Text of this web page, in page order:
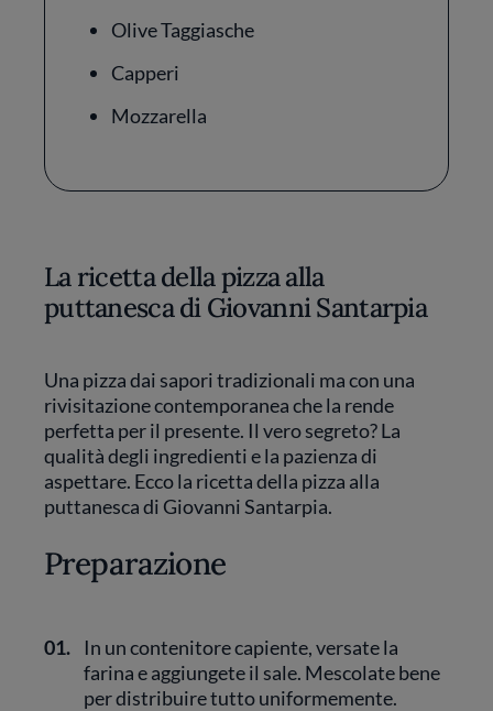
Olive Taggiasche
Capperi
Mozzarella
La ricetta della pizza alla
puttanesca di Giovanni Santarpia
Una pizza dai sapori tradizionali ma con una
rivisitazione contemporanea che la rende
perfetta per il presente. Il vero segreto? La
qualità degli ingredienti e la pazienza di
aspettare. Ecco la ricetta della pizza alla
puttanesca di Giovanni Santarpia.
Preparazione
01.
In un contenitore capiente, versate la
farina e aggiungete il sale. Mescolate bene
per distribuire tutto uniformemente.